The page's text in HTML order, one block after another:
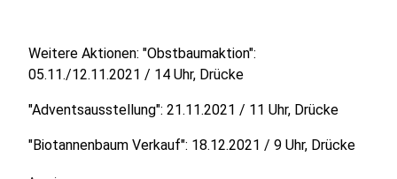
Weitere Aktionen: "Obstbaumaktion":
05.11./12.11.2021 / 14 Uhr, Drücke
"Adventsausstellung": 21.11.2021 / 11 Uhr, Drücke
"Biotannenbaum Verkauf": 18.12.2021 / 9 Uhr, Drücke